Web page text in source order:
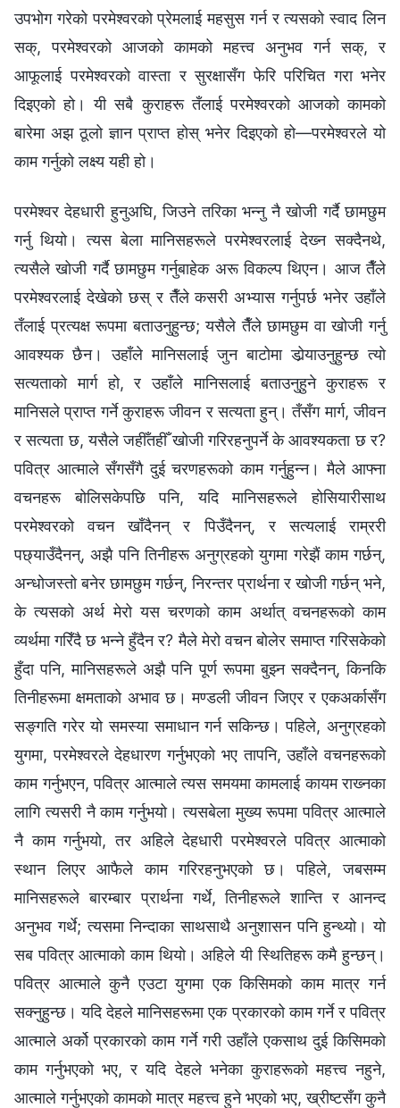
उपभोग गरेको परमेश्‍वरको प्रेमलाई महसुस गर्न र त्यसको स्वाद लिन
सक्, परमेश्‍वरको आजको कामको महत्त्व अनुभव गर्न सक्, र
आफूलाई परमेश्‍वरको वास्ता र सुरक्षासँग फेरि परिचित गरा भनेर
दिइएको हो। यी सबै कुराहरू तँलाई परमेश्‍वरको आजको कामको
बारेमा अझ ठूलो ज्ञान प्राप्त होस् भनेर दिइएको हो—परमेश्‍वरले यो
काम गर्नुको लक्ष्य यही हो।
परमेश्‍वर देहधारी हुनुअघि, जिउने तरिका भन्‍नु नै खोजी गर्दै छामछुम
गर्नु थियो। त्यस बेला मानिसहरूले परमेश्‍वरलाई देख्‍न सक्दैनथे,
त्यसैले खोजी गर्दै छामछुम गर्नुबाहेक अरू विकल्प थिएन। आज तैँले
परमेश्‍वरलाई देखेको छस् र तैँले कसरी अभ्यास गर्नुपर्छ भनेर उहाँले
तँलाई प्रत्यक्ष रूपमा बताउनुहुन्छ; यसैले तैँले छामछुम वा खोजी गर्नु
आवश्यक छैन। उहाँले मानिसलाई जुन बाटोमा डोर्‍याउनुहुन्छ त्यो
सत्यताको मार्ग हो, र उहाँले मानिसलाई बताउनुहुने कुराहरू र
मानिसले प्राप्त गर्ने कुराहरू जीवन र सत्यता हुन्। तँसँग मार्ग, जीवन
र सत्यता छ, यसैले जहीँतहीँ खोजी गरिरहनुपर्ने के आवश्यकता छ र?
पवित्र आत्माले सँगसँगै दुई चरणहरूको काम गर्नुहुन्‍न। मैले आफ्ना
वचनहरू बोलिसकेपछि पनि, यदि मानिसहरूले होसियारीसाथ
परमेश्‍वरको वचन खाँदैनन् र पिउँदैनन्, र सत्यलाई राम्ररी
पछ्याउँदैनन्, अझै पनि तिनीहरू अनुग्रहको युगमा गरेझैं काम गर्छन्,
अन्धोजस्तो बनेर छामछुम गर्छन्, निरन्तर प्रार्थना र खोजी गर्छन् भने,
के त्यसको अर्थ मेरो यस चरणको काम अर्थात् वचनहरूको काम
व्यर्थमा गरिँदै छ भन्‍ने हुँदैन र? मैले मेरो वचन बोलेर समाप्त गरिसकेको
हुँदा पनि, मानिसहरूले अझै पनि पूर्ण रूपमा बुझ्न सक्दैनन्, किनकि
तिनीहरूमा क्षमताको अभाव छ। मण्डली जीवन जिएर र एकअर्कासँग
सङ्गति गरेर यो समस्या समाधान गर्न सकिन्छ। पहिले, अनुग्रहको
युगमा, परमेश्‍वरले देहधारण गर्नुभएको भए तापनि, उहाँले वचनहरूको
काम गर्नुभएन, पवित्र आत्माले त्यस समयमा कामलाई कायम राख्‍नका
लागि त्यसरी नै काम गर्नुभयो। त्यसबेला मुख्य रूपमा पवित्र आत्माले
नै काम गर्नुभयो, तर अहिले देहधारी परमेश्‍वरले पवित्र आत्माको
स्थान लिएर आफैले काम गरिरहनुभएको छ। पहिले, जबसम्म
मानिसहरूले बारम्बार प्रार्थना गर्थे, तिनीहरूले शान्ति र आनन्द
अनुभव गर्थे; त्यसमा निन्दाका साथसाथै अनुशासन पनि हुन्थ्यो। यो
सब पवित्र आत्माको काम थियो। अहिले यी स्थितिहरू कमै हुन्छन्।
पवित्र आत्माले कुनै एउटा युगमा एक किसिमको काम मात्र गर्न
सक्‍नुहुन्छ। यदि देहले मानिसहरूमा एक प्रकारको काम गर्ने र पवित्र
आत्माले अर्को प्रकारको काम गर्ने गरी उहाँले एकसाथ दुई किसिमको
काम गर्नुभएको भए, र यदि देहले भनेका कुराहरूको महत्त्व नहुने,
आत्माले गर्नुभएको कामको मात्र महत्त्व हुने भएको भए, ख्रीष्टसँग कुनै